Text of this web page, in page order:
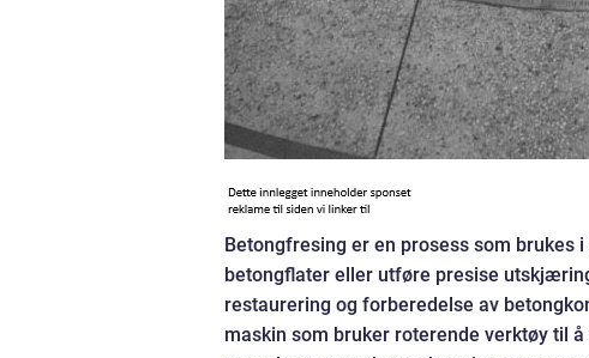
Betongfresing er en prosess som
betongflater eller utføre presise
restaurering og forberedelse av
maskin som bruker roterende verktøy til